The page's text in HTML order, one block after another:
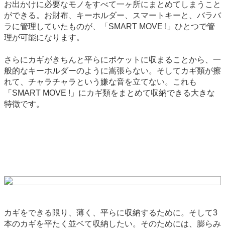
お出かけに必要なモノをすべて一ヶ所にまとめてしまうこと
ができる。お財布、キーホルダー、スマートキーと、バラバ
ラに管理していたものが、「SMART MOVE !」ひとつで管
理が可能になります。
さらにカギがきちんと平らにポケットに収まることから、一
般的なキーホルダーのように嵩張らない。そしてカギ類が擦
れて、チャラチャラという嫌な音を立てない。これも
「SMART MOVE !」にカギ類をまとめて収納できる大きな
特徴です。
カギをできる限り、薄く、平らに収納するために。そして3
本のカギを平たく並ベて収納したい。そのためには、膨らみ